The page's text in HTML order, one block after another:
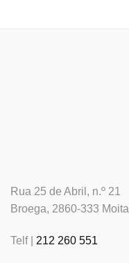
Rua 25 de Abril, n.º 21
Broega, 2860-333 Moita
Telf | 212 260 551